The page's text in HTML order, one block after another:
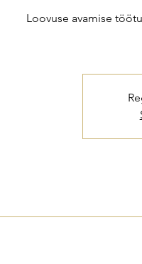
Loovuse avamise